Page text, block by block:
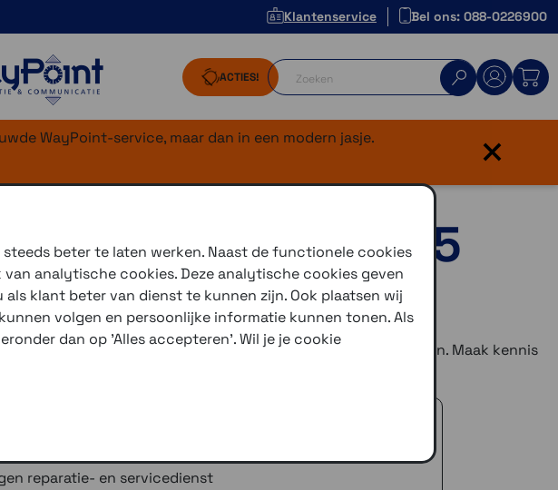
Klantenservice Bel ons: 088-0226900
ACTIES!
WayPoint-service, maar dan in een modern jasje.
×
SPC+ iPhone 15
oplossing om je telefoon te beschermen tegen de elementen. Maak kennis
nieuwe
reparatie- en servicedienst
beter te laten werken. Naast de functionele cookies
analytische cookies. Deze analytische cookies geven
klant beter van dienst te kunnen zijn. Ook plaatsen wij
volgen en persoonlijke informatie kunnen tonen. Als
dan op 'Alles accepteren'. Wil je je cookie